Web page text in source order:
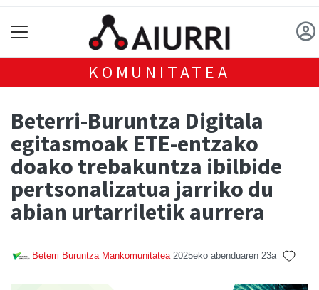
KOMUNITATEA
Beterri-Buruntza Digitala
egitasmoak ETE-entzako
doako trebakuntza ibilbide
pertsonalizatua jarriko du
abian urtarriletik aurrera
Beterri Buruntza Mankomunitatea 2025eko abenduaren 23a